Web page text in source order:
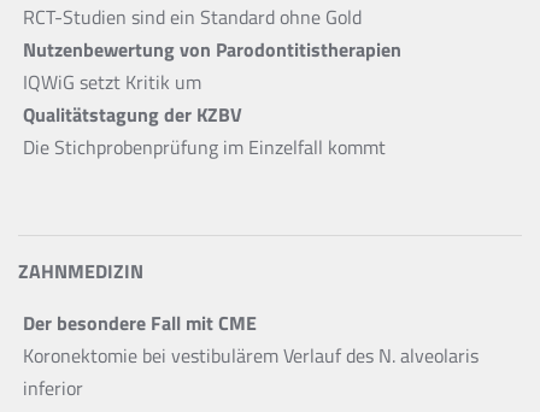
RCT-Studien sind ein Standard ohne Gold
Nutzenbewertung von Parodontitistherapien
IQWiG setzt Kritik um
Qualitätstagung der KZBV
Die Stichprobenprüfung im Einzelfall kommt
ZAHNMEDIZIN
Der besondere Fall mit CME
Koronektomie bei vestibulärem Verlauf des N. alveolaris
inferior